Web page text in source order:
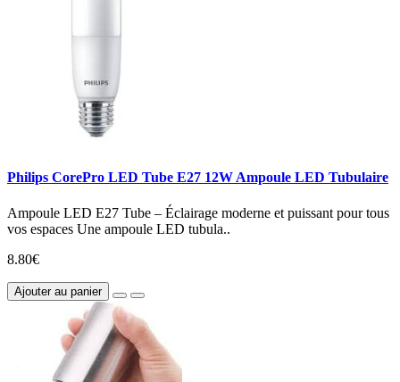
Philips CorePro LED Tube E27 12W Ampoule LED Tubulaire
Ampoule LED E27 Tube – Éclairage moderne et puissant pour tous
vos espaces Une ampoule LED tubula..
8.80€
Ajouter au panier